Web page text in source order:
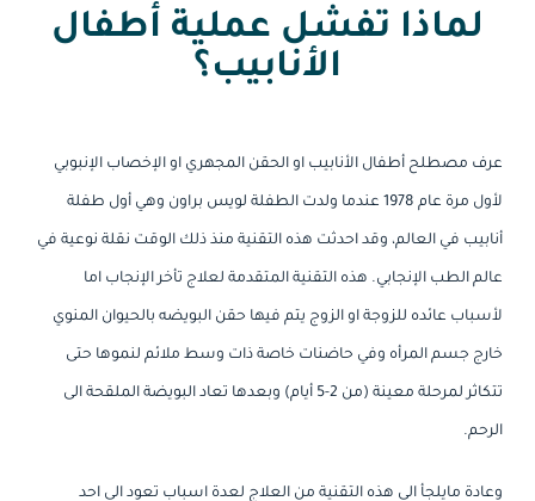
لماذا تفشل عملية أطفال
الأنابيب؟
عرف مصطلح أطفال الأنابيب او الحقن المجهري او الإخصاب الإنبوبي
لأول مرة عام 1978 عندما ولدت الطفلة لويس براون وهي أول طفلة
أنابيب في العالم، وقد احدثت هذه التقنية منذ ذلك الوقت نقلة نوعية في
عالم الطب الإنجابي. هذه التقنية المتقدمة لعلاج تأخر الإنجاب اما
لأسباب عائده للزوجة او الزوج يتم فيها حقن البويضه بالحيوان المنوي
خارج جسم المرأه وفي حاضنات خاصة ذات وسط ملائم لنموها حتى
تتكاثر لمرحلة معينة (من 2-5 أيام) وبعدها تعاد البويضة الملقحة الى
الرحم.
وعادة مايلجأ الى هذه التقنية من العلاج لعدة اسباب تعود الى احد